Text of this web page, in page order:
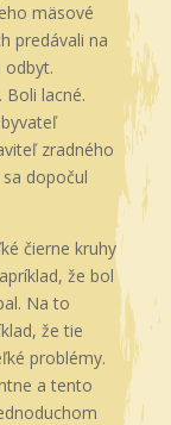
mäsové
predávali na
odbyt.
Boli lacné.
zradného
dopočul
čierne kruhy
že bol
Na to
že tie
problémy.
a tento